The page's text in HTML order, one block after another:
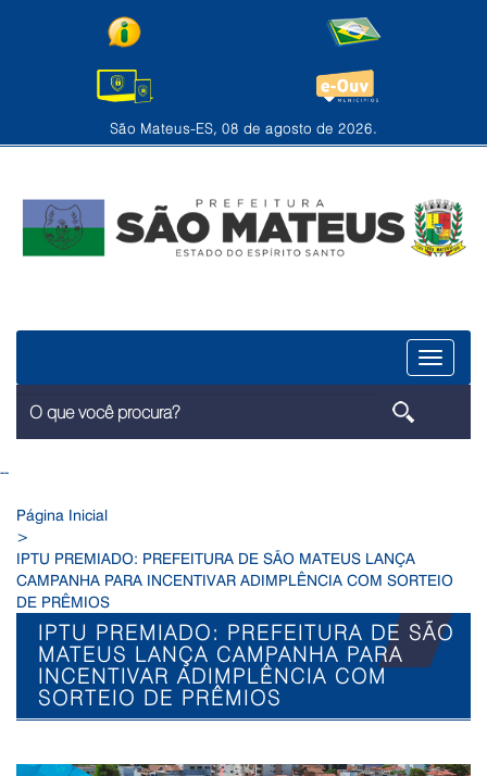
São Mateus-ES, 08 de agosto de 2026.
Menu
--
Página Inicial
>
IPTU PREMIADO: PREFEITURA DE SÃO MATEUS LANÇA
CAMPANHA PARA INCENTIVAR ADIMPLÊNCIA COM SORTEIO
DE PRÊMIOS
IPTU PREMIADO: PREFEITURA DE SÃO
MATEUS LANÇA CAMPANHA PARA
INCENTIVAR ADIMPLÊNCIA COM
SORTEIO DE PRÊMIOS